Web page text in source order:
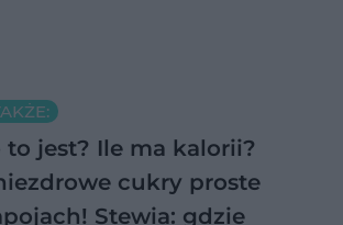
jest? Ile ma kalorii?
cukry proste
Stewia: gdzie